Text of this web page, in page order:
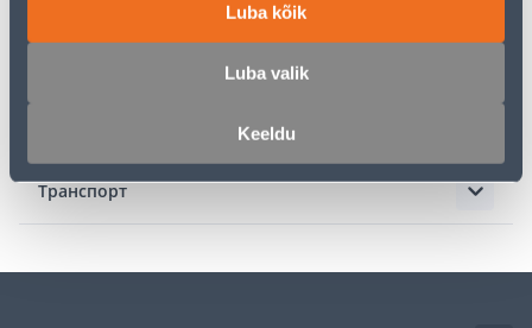
Luba kõik
Luba valik
Keeldu
Транспорт